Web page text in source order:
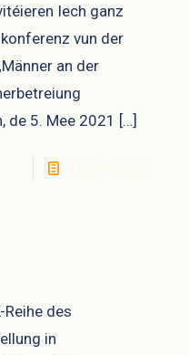
Iech ganz
vun der
an der
de 5. Mee 2021 […]
Reihe des
in